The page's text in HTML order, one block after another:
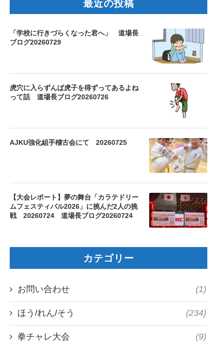
最近の投稿
「学校に行きづらくなった君へ」 道場長
ブログ20260729
虎穴に入らずんば虎子を得ずってあるよね
って話 道場長ブログ20260726
AJKU強化組手稽古会にて 20260725
【大会レポート】夢の舞台「カラテドリー
ムフェスティバル2026」に挑んだ2人の挑
戦 20260724 道場長ブログ20260724
カテゴリー
お問い合わせ (1)
ほう/れん/そう (234)
拳チャレ大会 (9)